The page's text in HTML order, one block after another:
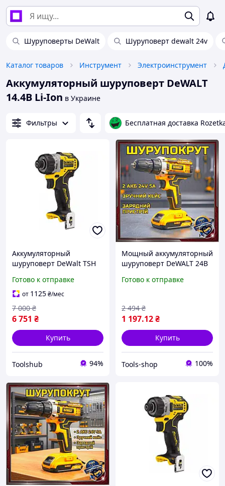
Шуруповерты DeWalt Шуруповерт dewalt 24v
Каталог товаров Инструмент Электроинструмент
Аккумуляторный шуруповерт DeWALT
14.4В Li-Ion в Украине
Фильтры Бесплатная доставка
Аккумуляторный
шуруповерт DeWalt TSH
ЗУ) Топ 3776563
Готово к отправке
от 1125₴/мес
6 751 ₴
7 000 ₴
Купить
Toolshub 94%
Мощный аккумуляторный
шуруповерт DeWALT 24В
ремонта с зарядным
Готово к отправке
1 197.12₴
2 494 ₴
Купить
Tools-shop 100%